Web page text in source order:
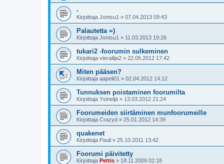
-
Kirjoittaja Jontsu1 » 07.04.2013 09:43
Palautetta =)
Kirjoittaja Jontsu1 » 11.03.2013 19:26
tukari2 -foorumin sulkeminen
Kirjoittaja vierailija2 » 22.05.2012 17:42
Miten pääsen?
Kirjoittaja aapeli01 » 02.04.2012 14:12
Tunnuksen poistaminen foorumilta
Kirjoittaja Ysineljä » 13.03.2012 21:24
Foorumeiden siirtäminen munfoorumeille
Kirjoittaja Crazyd » 25.01.2012 14:39
quakenet
Kirjoittaja Pauli » 25.10.2011 13:42
Foorumi päivitetty
Kirjoittaja Pettis » 18.11.2009 02:18